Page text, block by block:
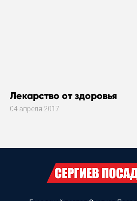
Лекарство от здоровья
04 апреля 2017